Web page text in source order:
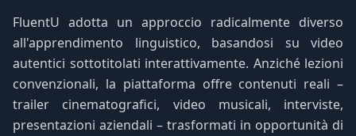
FluentU adotta un approccio radicalmente diverso
all'apprendimento linguistico, basandosi su video
autentici sottotitolati interattivamente. Anziché lezioni
convenzionali, la piattaforma offre contenuti reali –
trailer cinematografici, video musicali, interviste,
presentazioni aziendali – trasformati in opportunità di